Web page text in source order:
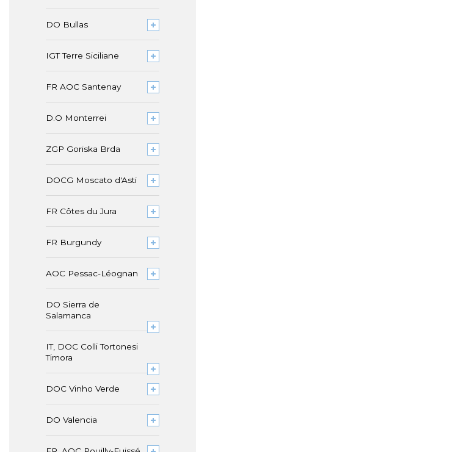
DO Bullas
IGT Terre Siciliane
FR AOC Santenay
D.O Monterrei
ZGP Goriska Brda
DOCG Moscato d'Asti
FR Côtes du Jura
FR Burgundy
AOC Pessac-Léognan
DO Sierra de
Salamanca
IT, DOC Colli Tortonesi
Timora
DOC Vinho Verde
DO Valencia